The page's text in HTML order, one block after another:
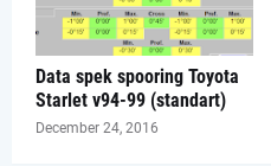
Data spek spooring Toyota
Starlet v94-99 (standart)
December 24, 2016